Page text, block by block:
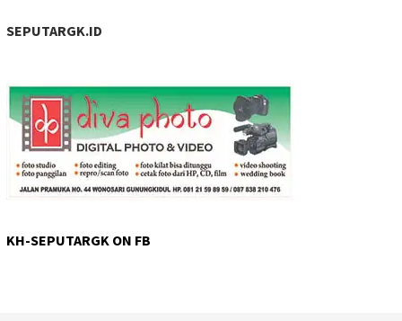
SEPUTARGK.ID
KH-SEPUTARGK ON FB